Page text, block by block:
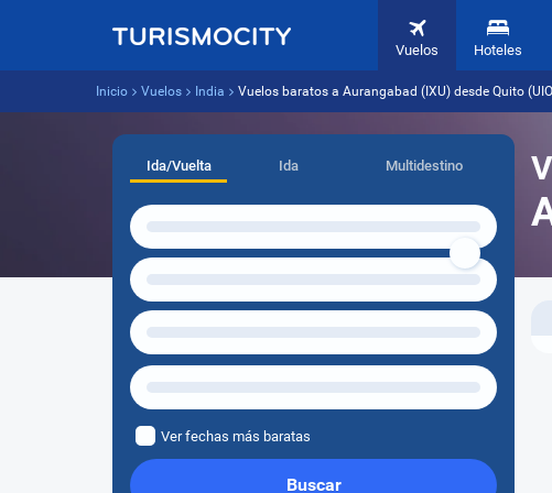
Vuelos Hoteles
Inicio Vuelos India Vuelos baratos a Aurangabad (IXU) desde Quito
Ida/Vuelta Ida Multidestino
Ver fechas más baratas
Buscar